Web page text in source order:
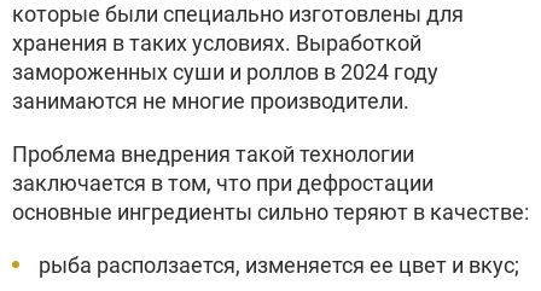
которые были специально изготовлены для
хранения в таких условиях. Выработкой
замороженных суши и роллов в 2024 году
занимаются не многие производители.
Проблема внедрения такой технологии
заключается в том, что при дефростации
основные ингредиенты сильно теряют в качестве:
рыба расползается, изменяется ее цвет и вкус;